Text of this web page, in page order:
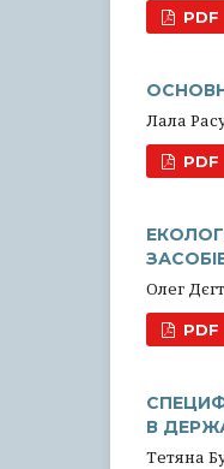
PDF
Лала
PDF
Олег
PDF
В
Тетяна